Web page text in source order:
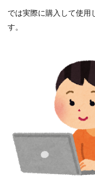
では実際に購入して使用
す。